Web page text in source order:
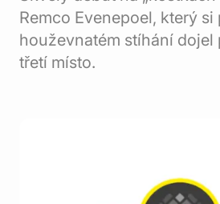
Remco Evenepoel, který si
houževnatém stíhání dojel
třetí místo.